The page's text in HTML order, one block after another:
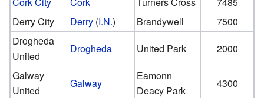
Derry City
Derry (I.N.) Brandywell
7500
Drogheda
United
Drogheda United Park
2000
Galway
United
Galway
Eamonn
Deacy Park
4300